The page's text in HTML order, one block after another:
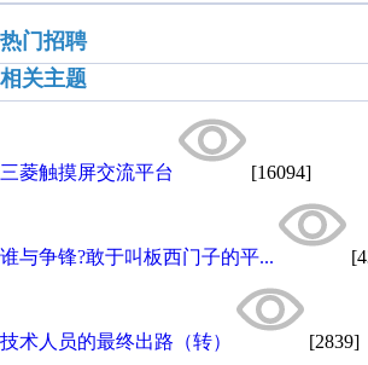
热门招聘
相关主题
三菱触摸屏交流平台 [16094]
谁与争锋?敢于叫板西门子的平...
技术人员的最终出路（转） [2839]